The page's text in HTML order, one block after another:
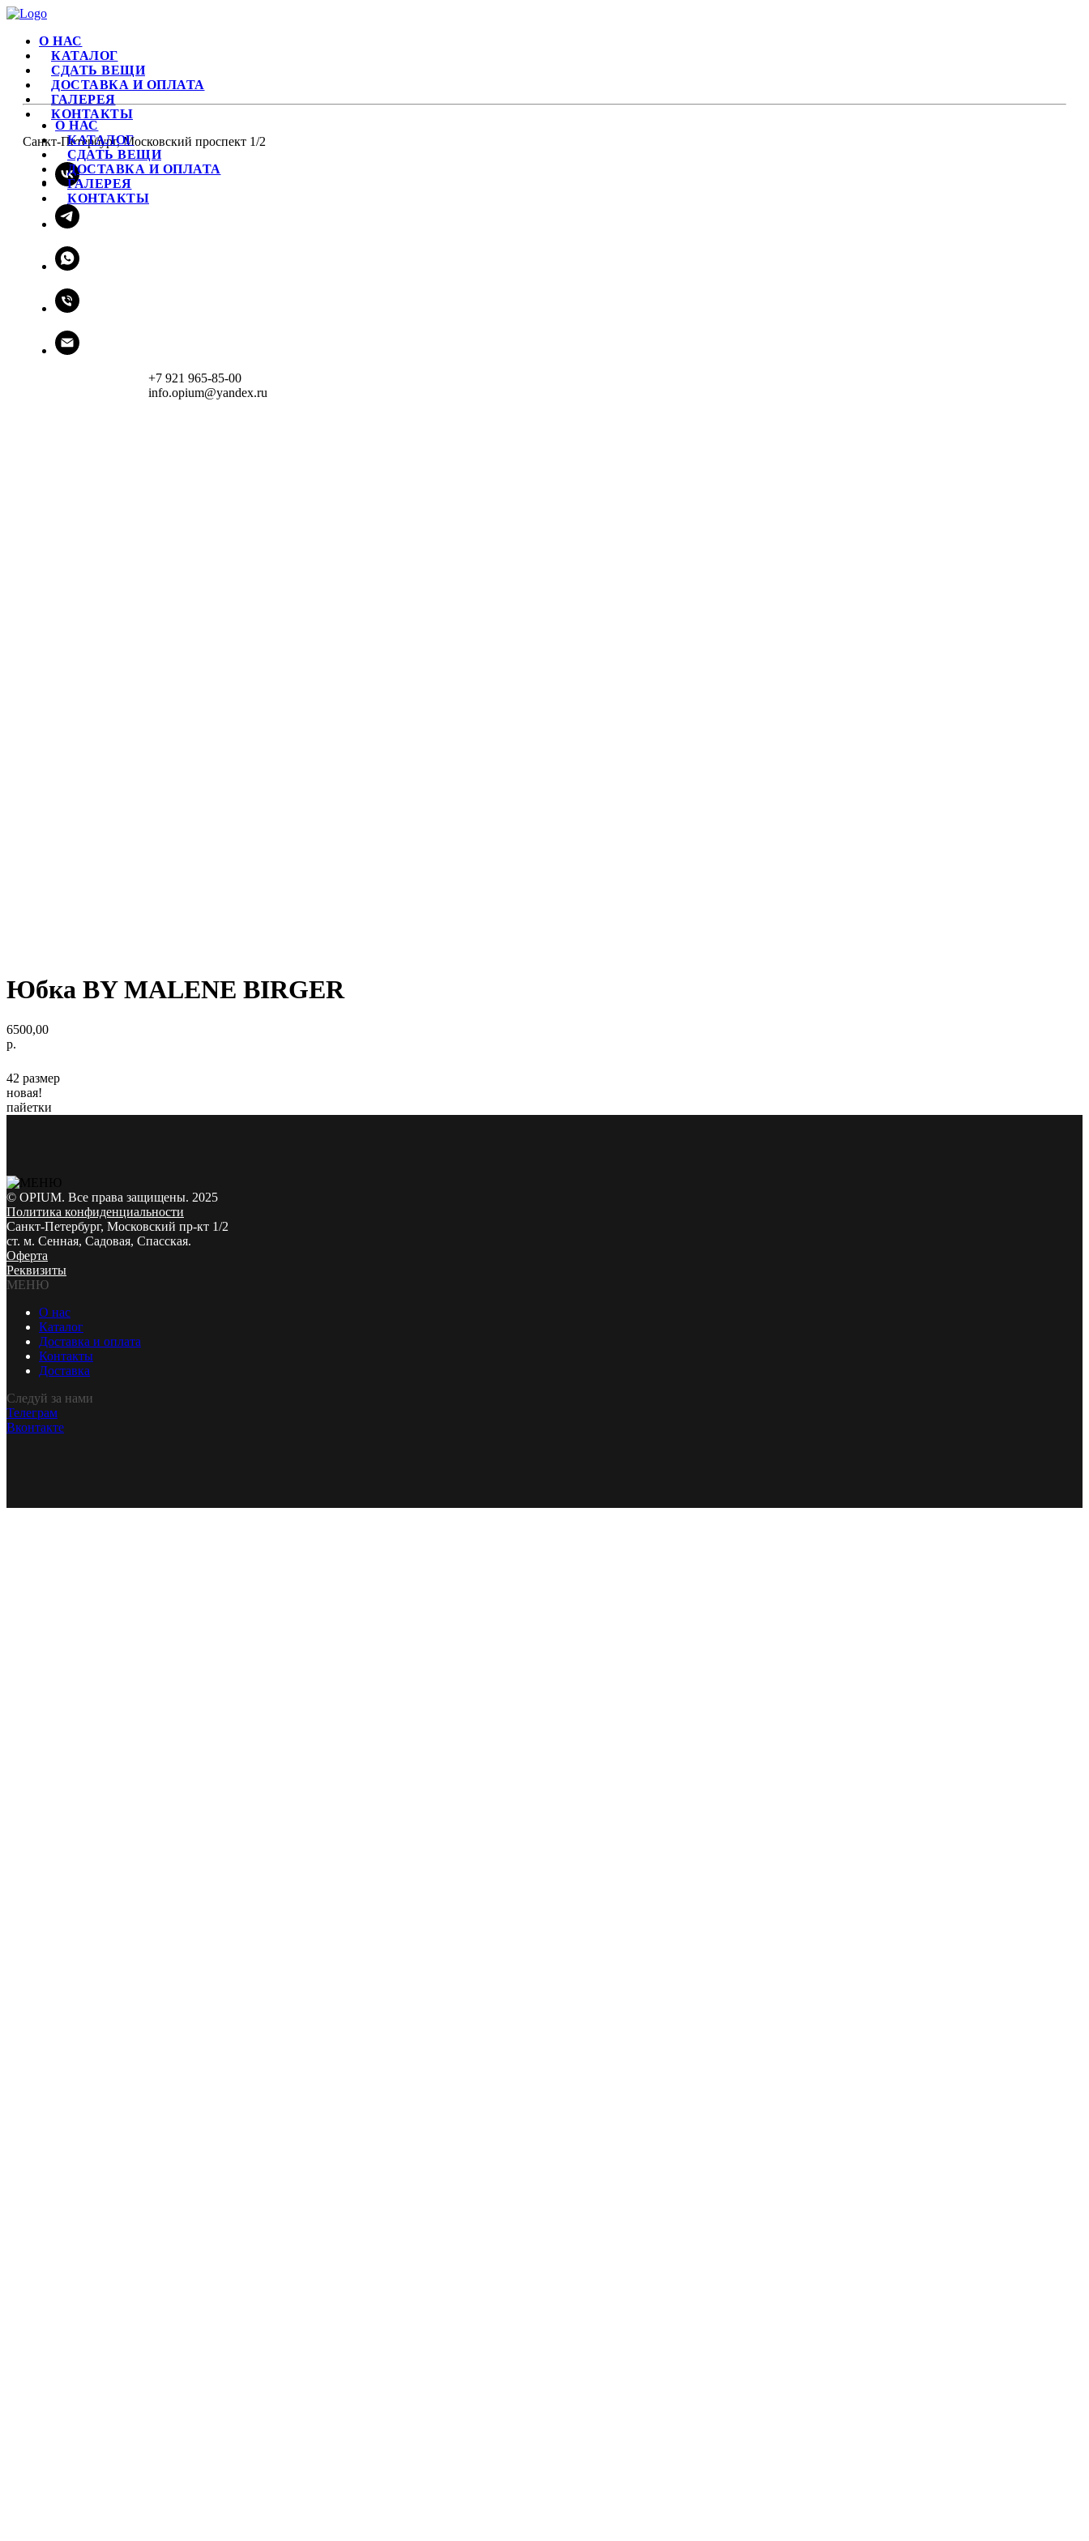
О НАС
КАТАЛОГ
СДАТЬ ВЕЩИ
ДОСТАВКА И ОПЛАТА
ГАЛЕРЕЯ
КОНТАКТЫ
Санкт-Петербург, Московский проспект 1/2
+7 921 965-85-00
info.opium@yandex.ru
О НАС
КАТАЛОГ
СДАТЬ ВЕЩИ
ДОСТАВКА И ОПЛАТА
ГАЛЕРЕЯ
КОНТАКТЫ
Юбка BY MALENE BIRGER
6500,00
р.
42 размер
новая!
пайетки
© OPIUM. Все права защищены. 2025
Политика конфиденциальности
Санкт-Петербург, Московский пр-кт 1/2
ст. м. Сенная, Садовая, Спасская.
Оферта
Реквизиты
МЕНЮ
О нас
Каталог
Доставка и оплата
Контакты
Доставка
Следуй за нами
Телеграм
Вконтакте